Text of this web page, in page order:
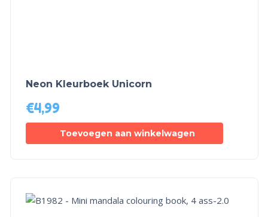
Neon Kleurboek Unicorn
€4,99
Toevoegen aan winkelwagen